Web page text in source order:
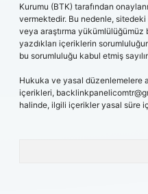
Kurumu (BTK) tarafından
vermektedir. Bu nedenle,
veya araştırma yükümlülüğümüz
yazdıkları içeriklerin
bu sorumluluğu kabul etmiş
Hukuka ve yasal düzenlemelere
içerikleri,
halinde, ilgili içerikler yasal süre